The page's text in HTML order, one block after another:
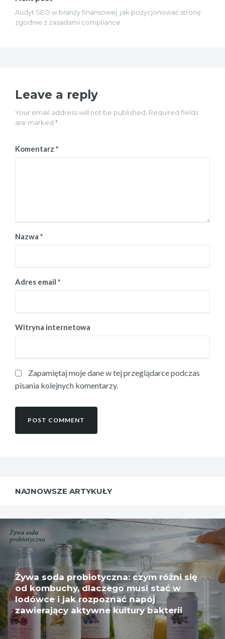
Audyt SEO w branży finansowej: jak pozycjonować stronę
zgodnie z zasadami compliance
Leave a reply
Your email address will not be published. Required fields
are marked *
Komentarz *
Nazwa *
Adres email *
Witryna internetowa
Zapamiętaj moje dane w tej przeglądarce podczas
pisania kolejnych komentarzy.
NAJNOWSZE ARTYKUŁY
Żywa soda probiotyczna: czym różni się
od kombuchy, dlaczego musi stać w
lodówce i jak rozpoznać napój
zawierający aktywne kultury bakterii